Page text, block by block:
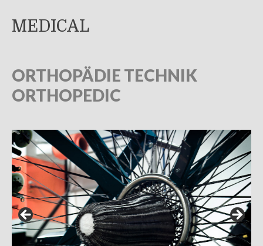
MEDICAL
ORTHOPÄDIE TECHNIK
ORTHOPEDIC